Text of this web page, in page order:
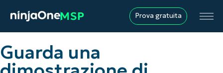
Prova gratuita
Guarda una